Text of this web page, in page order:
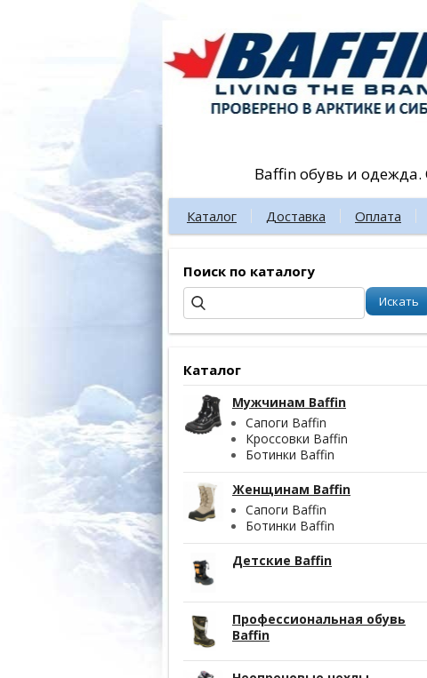
Baffin обувь и
Каталог Доставка Оплата
Поиск по каталогу
Каталог
Мужчинам Baffin
Сапоги Baffin
Кроссовки Baffin
Ботинки Baffin
Женщинам Baffin
Сапоги Baffin
Ботинки Baffin
Детские Baffin
Профессиональная обувь
Baffin